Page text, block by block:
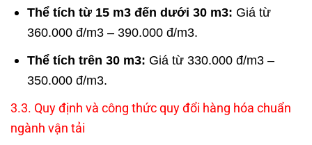
Thể tích từ 15 m3đến dưới 30 m3: Giá từ
360.000 đ/m3– 390.000 đ/m3.
Thể tích trên 30 m3: Giá từ 330.000 đ/m3–
350.000 đ/m3.
3.3. Quy định và công thức quy đổi hàng hóa chuẩn
ngành vận tải